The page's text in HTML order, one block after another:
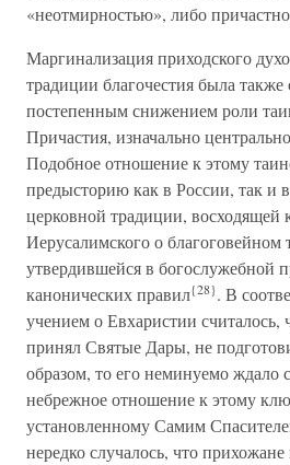
«неотмирностью», либо
Маргинализация приходского
традиции благочестия была также
постепенным снижением роли
Причастия, изначально
Подобное отношение к этому
предысторию как в России, так и
церковной традиции, восходящей
Иерусалимского о благоговейном
утвердившейся в богослужебной
канонических правил{28}. В
учением о Евхаристии считалось,
принял Святые Дары, не
образом, то его неминуемо ждало
небрежное отношение к этому
установленному Самим
нередко случалось, что